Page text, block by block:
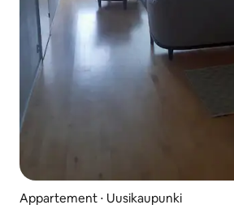
Appartement ⋅ Uusikaupunki